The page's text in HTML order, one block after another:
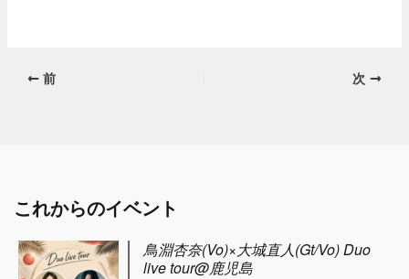
前 次
これからのイベント
鳥淵杏奈(Vo)×大城直人(Gt/Vo) Duo
live tour@鹿児島